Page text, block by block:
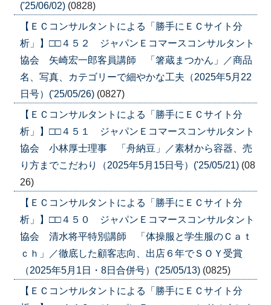
('25/06/02) (0828)
【ＥＣコンサルタントによる「勝手にＥＣサイト分
析」】□□４５２ ジャパンＥコマースコンサルタント
協会 矢崎宏一郎客員講師 「箸蔵まつかん」／商品
名、写真、カテゴリーで細やかな工夫（2025年5月22
日号）('25/05/26) (0827)
【ＥＣコンサルタントによる「勝手にＥＣサイト分
析」】□□４５１ ジャパンＥコマースコンサルタント
協会 小林厚士理事 「舟納豆」／素材から容器、売
り方までこだわり（2025年5月15日号）('25/05/21) (08
26)
【ＥＣコンサルタントによる「勝手にＥＣサイト分
析」】□□４５０ ジャパンＥコマースコンサルタント
協会 清水将平特別講師 「体操服と学生服のＣａｔ
ｃｈ」／徹底した顧客志向、出店６年でＳＯＹ受賞
（2025年5月1日・8日合併号）('25/05/13) (0825)
【ＥＣコンサルタントによる「勝手にＥＣサイト分